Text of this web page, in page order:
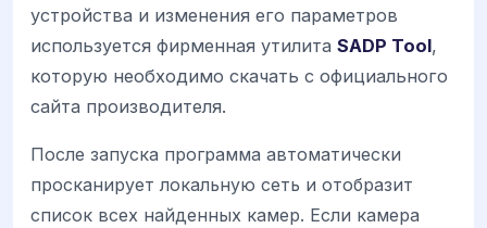
устройства и изменения его параметров
используется фирменная утилита SADP Tool,
которую необходимо скачать с официального
сайта производителя.
После запуска программа автоматически
просканирует локальную сеть и отобразит
список всех найденных камер. Если камера